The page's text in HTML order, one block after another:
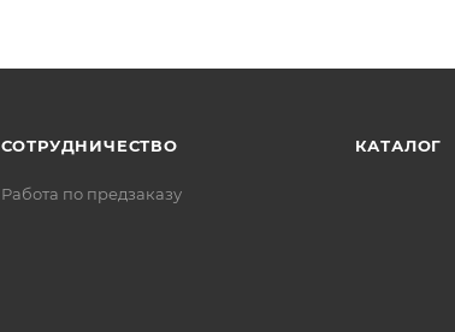
СОТРУДНИЧЕСТВО
Работа по предзаказу
КАТАЛОГ